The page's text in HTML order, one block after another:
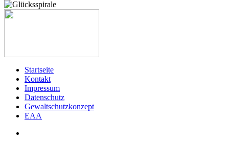
Startseite
Kontakt
Impressum
Datenschutz
Gewaltschutzkonzept
EAA